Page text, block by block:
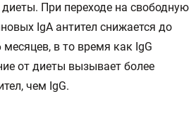
При переходе на свободную
IgА антител снижается до
в то время как IgG
от диеты вызывает более
чем IgG.